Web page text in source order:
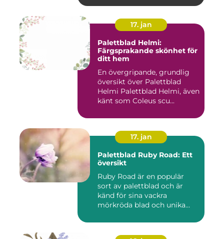
17. jan
Palettblad Helmi:
Färgsprakande skönhet för
ditt hem
En övergripande, grundlig
översikt över Palettblad
Helmi Palettblad Helmi, även
känt som Coleus scu...
17. jan
Palettblad Ruby Road: Ett
översikt
Ruby Road är en populär
sort av palettblad och är
känd för sina vackra
mörkröda blad och unika